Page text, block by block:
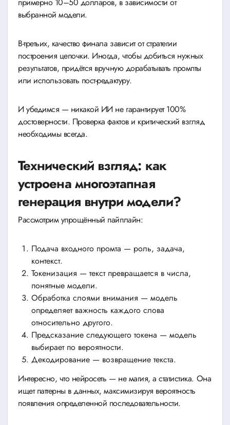
выбранной модели.
В-третьих, качество финала зависит от стратегии
построения цепочки. Иногда, чтобы добиться нужных
результатов, придётся вручную дорабатывать промпты
или использовать пост-редактуру.
И убедимся — никакой ИИ не гарантирует 100%
достоверности. Проверка фактов и критический взгляд
необходимы всегда.
Технический взгляд: как
устроена многоэтапная
генерация внутри модели?
Рассмотрим упрощённый пайплайн:
Подача входного промта — роль, задача,
контекст.
Токенизация — текст превращается в числа,
понятные модели.
Обработка слоями внимания — модель
определяет важность каждого слова
относительно другого.
Предсказание следующего токена — модель
выбирает по вероятности.
Декодирование — возвращение текста.
Интересно, что нейросеть — не магия, а статистика. Она
ищет паттерны в данных, максимизируя вероятность
появления определенной последовательности.